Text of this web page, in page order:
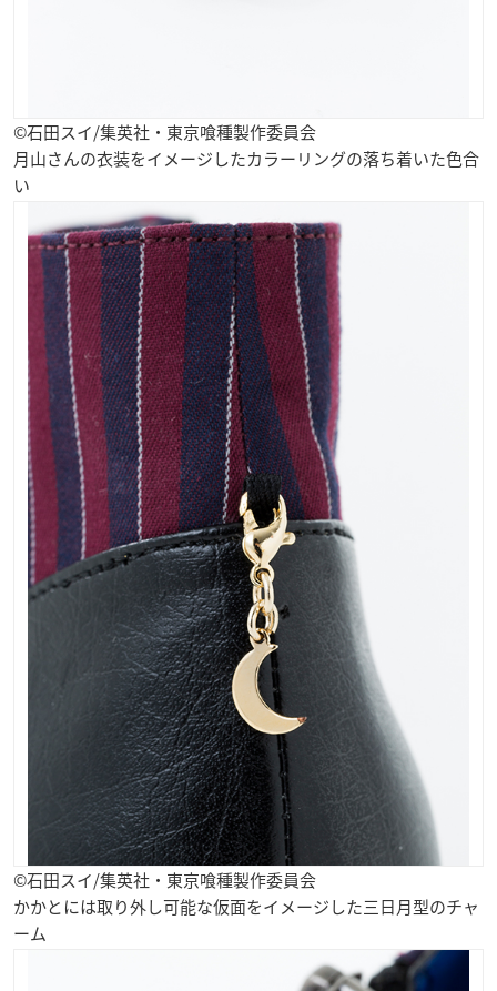
©石田スイ/集英社・東京喰種製作委員会
月山さんの衣装をイメージしたカラーリングの落ち着いた色合
い
©石田スイ/集英社・東京喰種製作委員会
かかとには取り外し可能な仮面をイメージした三日月型のチャ
ーム